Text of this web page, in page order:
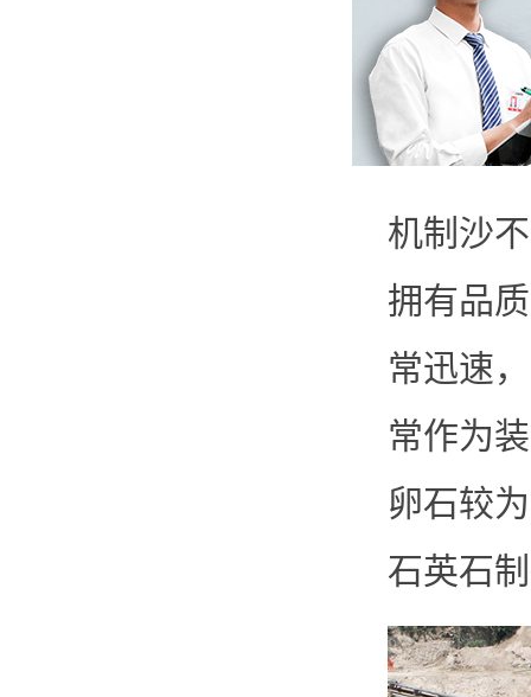
机制沙
拥有品
常迅速
常作为
卵石较
石英石